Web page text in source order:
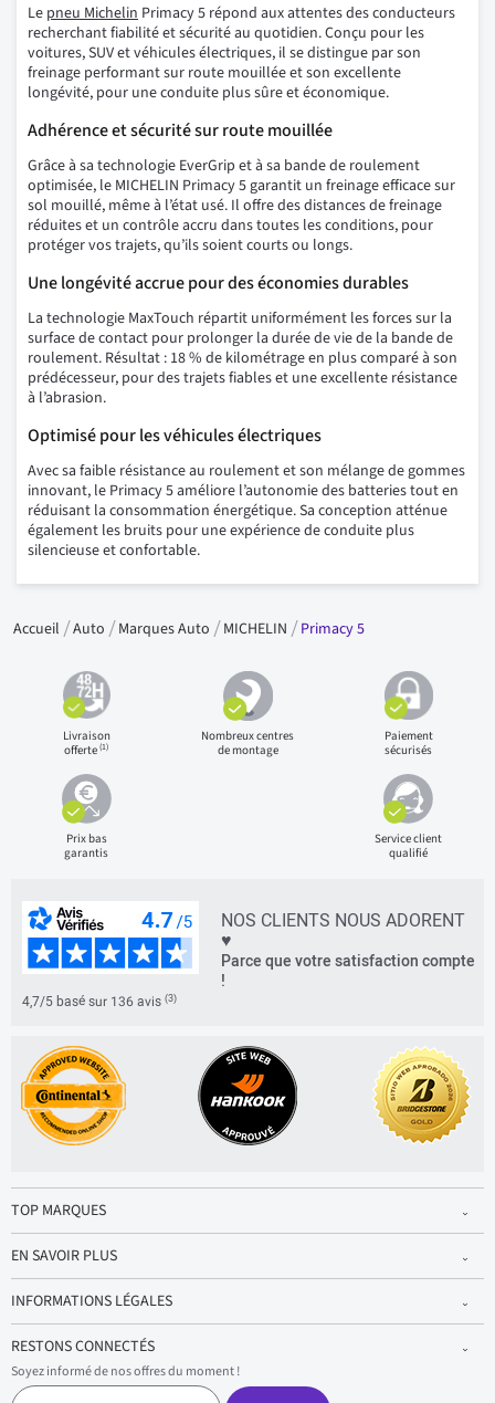
Le pneu Michelin Primacy 5 répond aux attentes des conducteurs
recherchant fiabilité et sécurité au quotidien. Conçu pour les
voitures, SUV et véhicules électriques, il se distingue par son
freinage performant sur route mouillée et son excellente
longévité, pour une conduite plus sûre et économique.
Adhérence et sécurité sur route mouillée
Grâce à sa technologie EverGrip et à sa bande de roulement
optimisée, le MICHELIN Primacy 5 garantit un freinage efficace sur
sol mouillé, même à l’état usé. Il offre des distances de freinage
réduites et un contrôle accru dans toutes les conditions, pour
protéger vos trajets, qu’ils soient courts ou longs.
Une longévité accrue pour des économies durables
La technologie MaxTouch répartit uniformément les forces sur la
surface de contact pour prolonger la durée de vie de la bande de
roulement. Résultat : 18 % de kilométrage en plus comparé à son
prédécesseur, pour des trajets fiables et une excellente résistance
à l’abrasion.
Optimisé pour les véhicules électriques
Avec sa faible résistance au roulement et son mélange de gommes
innovant, le Primacy 5 améliore l’autonomie des batteries tout en
réduisant la consommation énergétique. Sa conception atténue
également les bruits pour une expérience de conduite plus
silencieuse et confortable.
Accueil Auto Marques Auto MICHELIN Primacy 5
Livraison
offerte(1)
Nombreux centres
de montage
Paiement
sécurisés
Prix bas
garantis
Service client
qualifié
NOS CLIENTS NOUS ADORENT
♥
Parce que votre satisfaction compte
!
4,7/5 basé sur 136 avis (3)
TOP MARQUES
EN SAVOIR PLUS
INFORMATIONS LÉGALES
RESTONS CONNECTÉS
Soyez informé de nos offres du moment !
S